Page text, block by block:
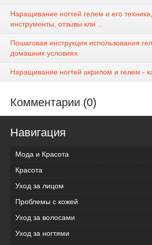
Наращивание ногтей гелем и его
инструменты, отзывы кли ...
Пошаговая инструкция использования
домашних условиях
Наращивание ногтей акрилом и гелем -
Комментарии (0)
Навигация
Мода и Красота
Красота
Уход за лицом
Проблемы с кожей
Уход за волосами
Уход за ногтями